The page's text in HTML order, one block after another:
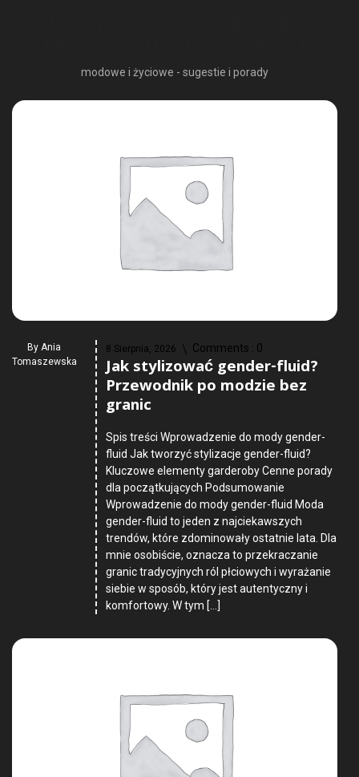
modowe i życiowe - sugestie i porady
By Ania
Tomaszewska
8 Sierpnia, 2026 Comments : 0
Jak stylizować gender-fluid?
Przewodnik po modzie bez
granic
Spis treści Wprowadzenie do mody gender-
fluid Jak tworzyć stylizacje gender-fluid?
Kluczowe elementy garderoby Cenne porady
dla początkujących Podsumowanie
Wprowadzenie do mody gender-fluid Moda
gender-fluid to jeden z najciekawszych
trendów, które zdominowały ostatnie lata. Dla
mnie osobiście, oznacza to przekraczanie
granic tradycyjnych ról płciowych i wyrażanie
siebie w sposób, który jest autentyczny i
komfortowy. W tym […]